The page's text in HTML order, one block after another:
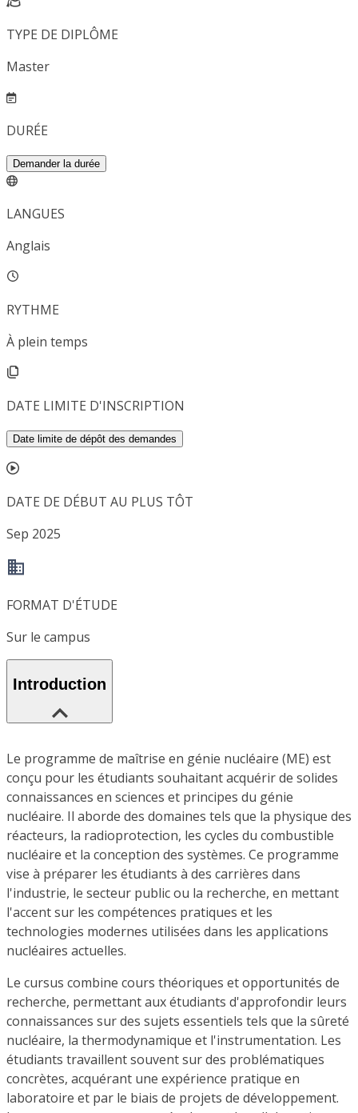
TYPE DE DIPLÔME
Master
DURÉE
Demander la durée
LANGUES
Anglais
RYTHME
À plein temps
DATE LIMITE D'INSCRIPTION
Date limite de dépôt des demandes
DATE DE DÉBUT AU PLUS TÔT
Sep 2025
FORMAT D'ÉTUDE
Sur le campus
Introduction
Le programme de maîtrise en génie nucléaire (ME) est
conçu pour les étudiants souhaitant acquérir de solides
connaissances en sciences et principes du génie
nucléaire. Il aborde des domaines tels que la physique des
réacteurs, la radioprotection, les cycles du combustible
nucléaire et la conception des systèmes. Ce programme
vise à préparer les étudiants à des carrières dans
l'industrie, le secteur public ou la recherche, en mettant
l'accent sur les compétences pratiques et les
technologies modernes utilisées dans les applications
nucléaires actuelles.
Le cursus combine cours théoriques et opportunités de
recherche, permettant aux étudiants d'approfondir leurs
connaissances sur des sujets essentiels tels que la sûreté
nucléaire, la thermodynamique et l'instrumentation. Les
étudiants travaillent souvent sur des problématiques
concrètes, acquérant une expérience pratique en
laboratoire et par le biais de projets de développement.